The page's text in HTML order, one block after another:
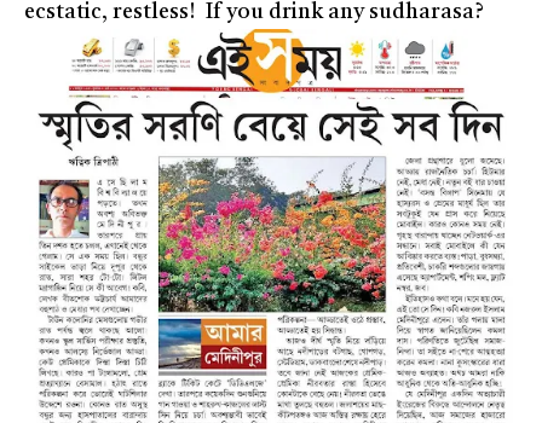
ecstatic, restless! If you drink any sudharasa?